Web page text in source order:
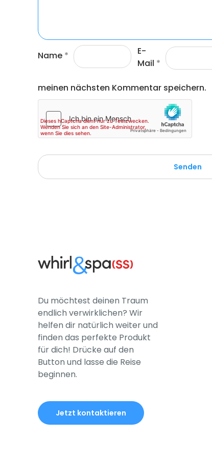
Name *
E-
Mail *
meinen nächsten Kommentar speichern.
Du möchtest deinen Traum
endlich verwirklichen? Wir
helfen dir natürlich weiter und
finden das perfekte Produkt
für dich! Drücke auf den
Button und lasse die Reise
beginnen.
Jetzt kontaktieren